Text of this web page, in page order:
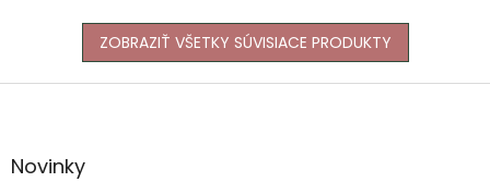
ZOBRAZIŤ VŠETKY SÚVISIACE PRODUKTY
Z
äNovinky